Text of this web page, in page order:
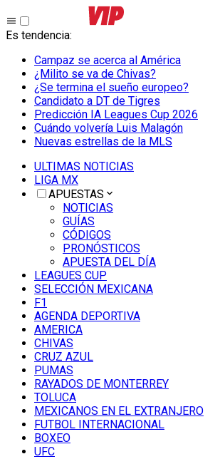
Es tendencia:
Campaz se acerca al América
¿Milito se va de Chivas?
¿Se termina el sueño europeo?
Candidato a DT de Tigres
Predicción IA Leagues Cup 2026
Cuándo volvería Luis Malagón
Nuevas estrellas de la MLS
ULTIMAS NOTICIAS
LIGA MX
APUESTAS
NOTICIAS
GUÍAS
CÓDIGOS
PRONÓSTICOS
APUESTA DEL DÍA
LEAGUES CUP
SELECCIÓN MEXICANA
F1
AGENDA DEPORTIVA
AMERICA
CHIVAS
CRUZ AZUL
PUMAS
RAYADOS DE MONTERREY
TOLUCA
MEXICANOS EN EL EXTRANJERO
FUTBOL INTERNACIONAL
BOXEO
UFC